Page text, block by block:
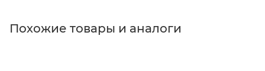
Похожие товары и аналоги